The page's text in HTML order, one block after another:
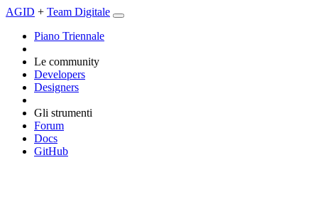
AGID + Team Digitale
Piano Triennale
Le community
Developers
Designers
Gli strumenti
Forum
Docs
GitHub